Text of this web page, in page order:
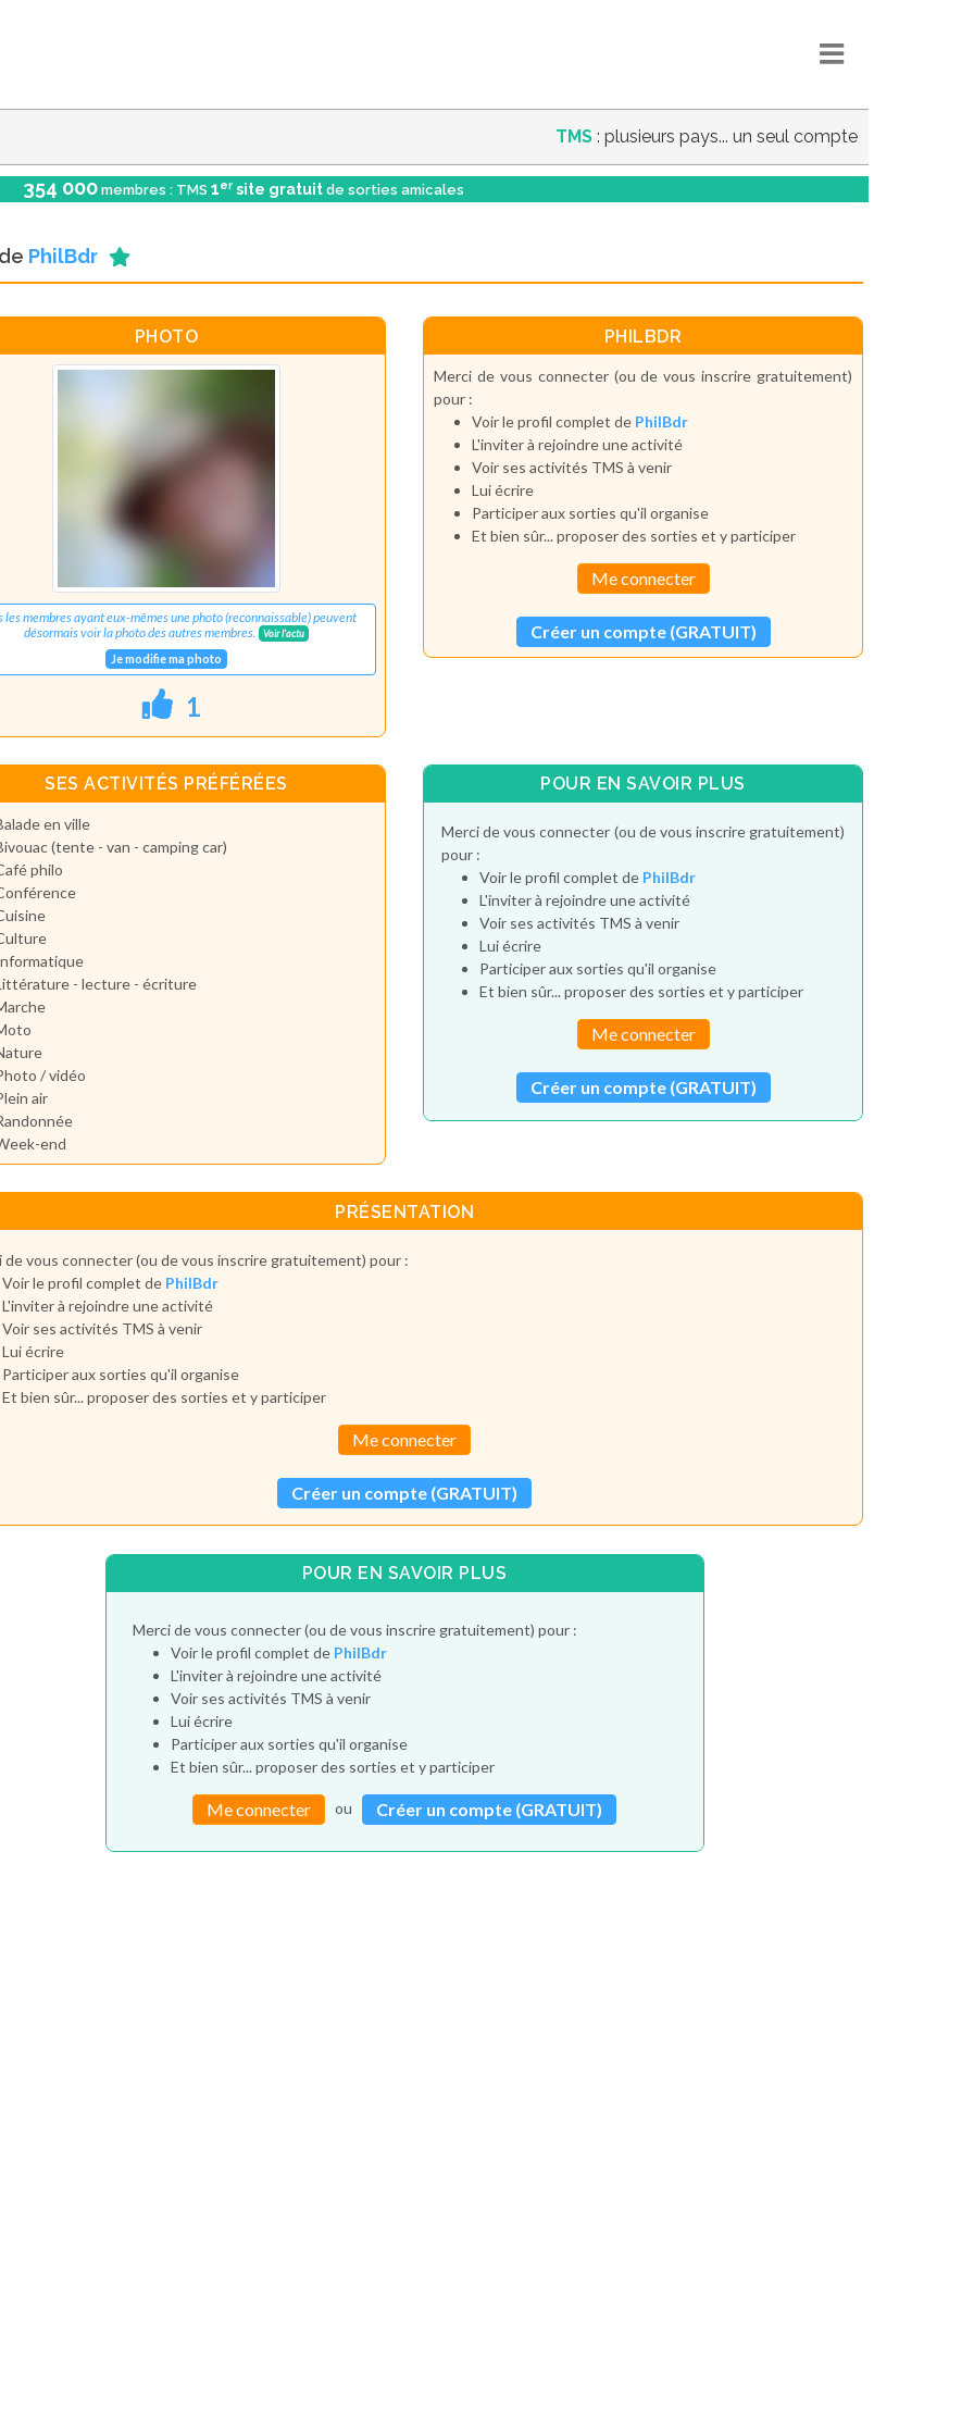
TMS : plusieurs pays... un seul compte
354 000 membres : TMS 1er site gratuit de sorties amicales
PhilBdr
PHOTO
les membres ayant eux-mêmes une photo (reconnaissable) peuvent
désormais voir la photo des autres membres.
Voir l'actu
Je modifie ma photo
1
PHILBDR
Merci de vous connecter (ou de vous inscrire gratuitement)
pour :
Voir le profil complet de PhilBdr
L'inviter à rejoindre une activité
Voir ses activités TMS à venir
Lui écrire
Participer aux sorties qu'il organise
Et bien sûr... proposer des sorties et y participer
Me connecter
Créer un compte (GRATUIT)
SES ACTIVITÉS PRÉFÉRÉES
en ville
(tente - van - camping car)
philo
- lecture - écriture
/ vidéo
air
end
POUR EN SAVOIR PLUS
Merci de vous connecter (ou de vous inscrire gratuitement)
pour :
Voir le profil complet de PhilBdr
L'inviter à rejoindre une activité
Voir ses activités TMS à venir
Lui écrire
Participer aux sorties qu'il organise
Et bien sûr... proposer des sorties et y participer
Me connecter
Créer un compte (GRATUIT)
PRÉSENTATION
de vous connecter (ou de vous inscrire gratuitement) pour :
Voir le profil complet de PhilBdr
L'inviter à rejoindre une activité
Voir ses activités TMS à venir
Lui écrire
Participer aux sorties qu'il organise
Et bien sûr... proposer des sorties et y participer
Me connecter
Créer un compte (GRATUIT)
POUR EN SAVOIR PLUS
Merci de vous connecter (ou de vous inscrire gratuitement) pour :
Voir le profil complet de PhilBdr
L'inviter à rejoindre une activité
Voir ses activités TMS à venir
Lui écrire
Participer aux sorties qu'il organise
Et bien sûr... proposer des sorties et y participer
Me connecter ou Créer un compte (GRATUIT)